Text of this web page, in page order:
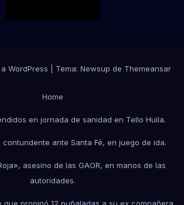
WordPress Tema: Newsup de Themeansar
Home
en jornada de sanidad en Tello Huila.
ante Santa Fé, en juego de ida.
asesino de las GAOR, en manos de las
autoridades.
que propinó 12 puñaladas a su ex compañera